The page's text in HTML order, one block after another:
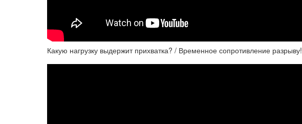
Какую нагрузку выдержит прихватка? / Временное сопротивление разрыву!